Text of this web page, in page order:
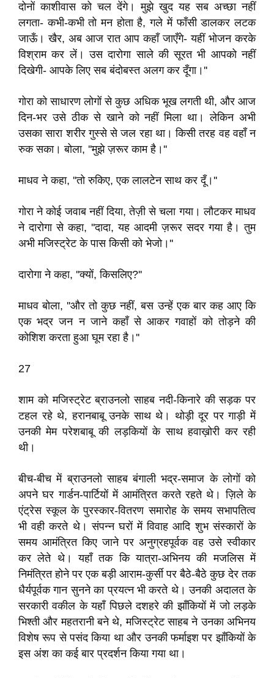
दोनों काशीवास को चल देंगे। मुझे खुद यह सब अच्छा नहीं
लगता- कभी-कभी तो मन होता है, गले में फाँसी डालकर लटक
जाऊँ। खैर, अब आज रात आप कहाँ जाएँगे- यहीं भोजन करके
विश्राम कर लें। उस दारोगा साले की सूरत भी आपको नहीं
दिखेगी- आपके लिए सब बंदोबस्त अलग कर दूँगा।''
गोरा को साधारण लोगों से कुछ अधिक भूख लगती थी, और आज
दिन-भर उसे ठीक से खाने को नहीं मिला था। लेकिन अभी
उसका सारा शरीर गुस्से से जल रहा था। किसी तरह वह वहाँ न
रुक सका। बोला, ''मुझे ज़रूर काम है।''
माधव ने कहा, ''तो रुकिए, एक लालटेन साथ कर दूँ।''
गोरा ने कोई जवाब नहीं दिया, तेज़ी से चला गया। लौटकर माधव
ने दारोगा से कहा, ''दादा, यह आदमी ज़रूर सदर गया है। तुम
अभी मजिस्ट्रेट के पास किसी को भेजो।''
दारोगा ने कहा, ''क्यों, किसलिए?''
माधव बोला, ''और तो कुछ नहीं, बस उन्हें एक बार कह आए कि
एक भद्र जन न जाने कहाँ से आकर गवाहों को तोड़ने की
कोशिश करता हुआ घूम रहा है।''
27
शाम को मजिस्ट्रेट ब्राउनलो साहब नदी-किनारे की सड़क पर
टहल रहे थे, हरानबाबू उनके साथ थे। थोड़ी दूर पर गाड़ी में
उनकी मेम परेशबाबू की लड़कियों के साथ हवाख़ोरी कर रही
थी।
बीच-बीच में ब्राउनलो साहब बंगाली भद्र-समाज के लोगों को
अपने घर गार्डन-पार्टियों में आमंत्रित करते रहते थे। ज़िले के
एंट्रेस स्कूल के पुरस्कार-वितरण समारोह के समय सभापतित्व
भी वही करते थे। संपन्न घरों में विवाह आदि शुभ संस्कारों के
समय आमंत्रित किए जाने पर अनुग्रहपूर्वक वह उसे स्वीकार
कर लेते थे। यहाँ तक कि यात्रा-अभिनय की मजलिस में
निमंत्रित होने पर एक बड़ी आराम-कुर्सी पर बैठे-बैठे कुछ देर तक
धैर्यपूर्वक गान सुनने का प्रयत्न भी करते थे। उनकी अदालत के
सरकारी वकील के यहाँ पिछले दशहरे की झाँकियों में जो लड़के
भिश्ती और महतरानी बने थे, मजिस्ट्रेट साहब ने उनका अभिनय
विशेष रूप से पसंद किया था और उनकी फर्माइश पर झाँकियों के
इस अंश का कई बार प्रदर्शन किया गया था।